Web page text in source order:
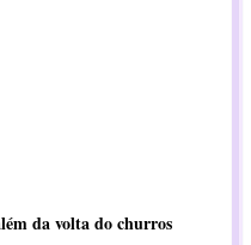
da volta do churros